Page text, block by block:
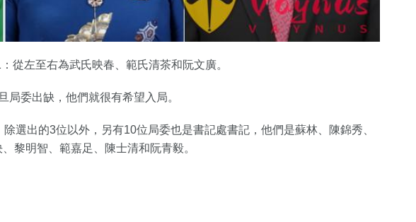
從左至右為武氏映春、範氏清茶和阮文廣。
局委出缺，他們就很有希望入局。
選出的3位以外，另有10位局委也是書記處書記，他們是蘇林、陳錦秀、
黎明智、範嘉足、陳士清和阮青毅。